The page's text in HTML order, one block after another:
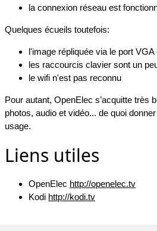
la connexion réseau est
Quelques écueils toutefois:
l'image répliquée via le port
les raccourcis clavier sont un
le wifi n'est pas reconnu
Pour autant, OpenElec s’acquitte très
photos, audio et vidéo... de quoi
usage.
Liens utiles
OpenElec http://openelec.tv
Kodi http://kodi.tv